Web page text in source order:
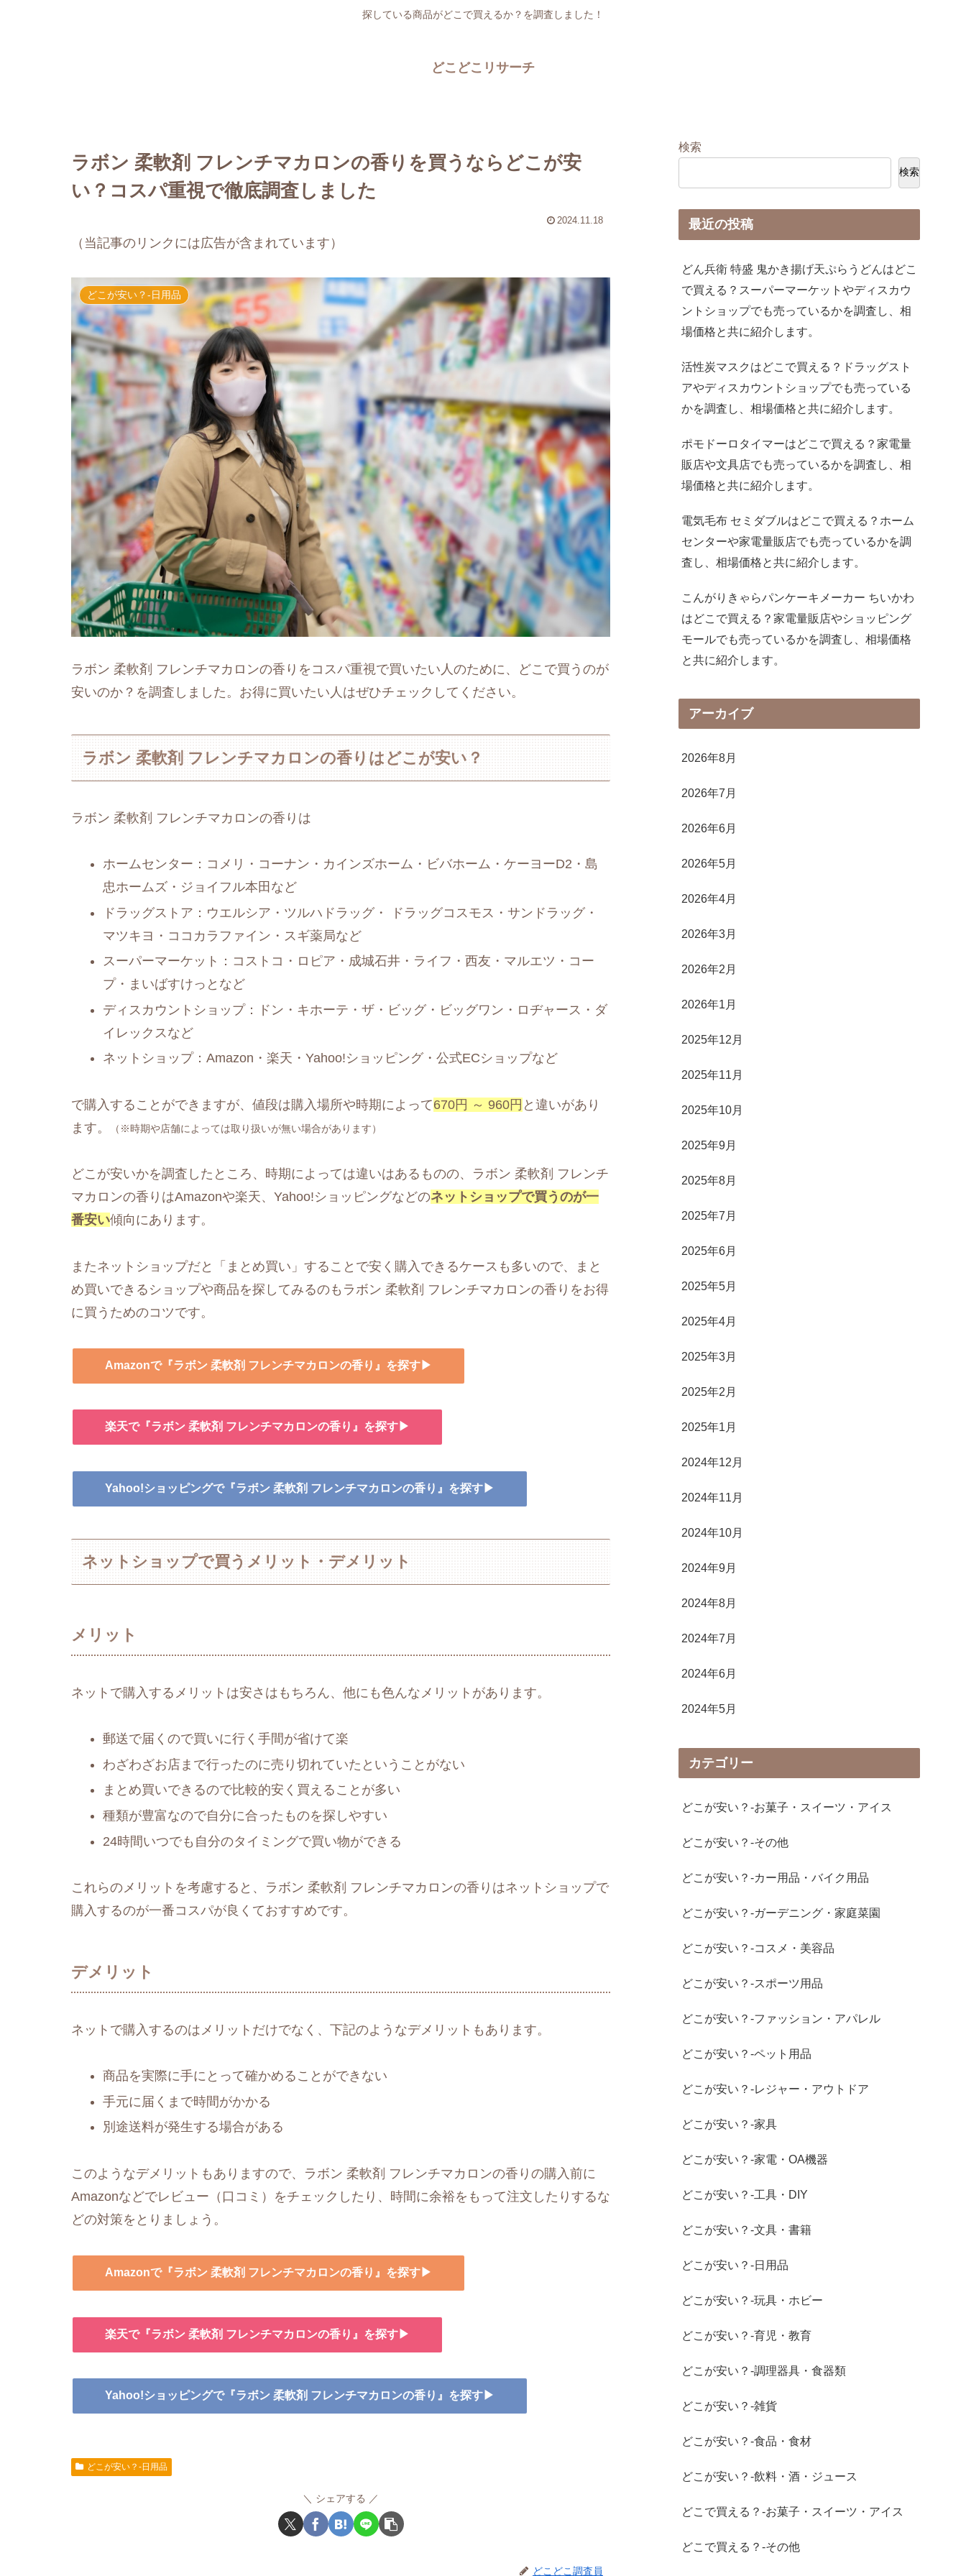
探している商品がどこで買えるか？を調査しました！
どこどこリサーチ
ラボン 柔軟剤 フレンチマカロンの香りを買うならどこが安
い？コスパ重視で徹底調査しました
2024.11.18
（当記事のリンクには広告が含まれています）
どこが安い？-日用品
ラボン 柔軟剤 フレンチマカロンの香りをコスパ重視で買いたい人のために、どこで買うのが
安いのか？を調査しました。お得に買いたい人はぜひチェックしてください。
ラボン 柔軟剤 フレンチマカロンの香りはどこが安い？
ラボン 柔軟剤 フレンチマカロンの香りは
ホームセンター：コメリ・コーナン・カインズホーム・ビバホーム・ケーヨーD2・島
忠ホームズ・ジョイフル本田など
ドラッグストア：ウエルシア・ツルハドラッグ・ ドラッグコスモス・サンドラッグ・
マツキヨ・ココカラファイン・スギ薬局など
スーパーマーケット：コストコ・ロピア・成城石井・ライフ・西友・マルエツ・コー
プ・まいばすけっとなど
ディスカウントショップ：ドン・キホーテ・ザ・ビッグ・ビッグワン・ロヂャース・ダ
イレックスなど
ネットショップ：Amazon・楽天・Yahoo!ショッピング・公式ECショップなど
で購入することができますが、値段は購入場所や時期によって670円 ～ 960円 と違いがあり
ます。
（※時期や店舗によっては取り扱いが無い場合があります）
どこが安いかを調査したところ、時期によっては違いはあるものの、ラボン 柔軟剤 フレンチ
マカロンの香りはAmazonや楽天、Yahoo!ショッピングなどのネットショップで買うのが一
番安い傾向にあります。
またネットショップだと「まとめ買い」することで安く購入できるケースも多いので、まと
め買いできるショップや商品を探してみるのもラボン 柔軟剤 フレンチマカロンの香りをお得
に買うためのコツです。
Amazonで『ラボン 柔軟剤 フレンチマカロンの香り』を探す▶
楽天で『ラボン 柔軟剤 フレンチマカロンの香り』を探す▶
Yahoo!ショッピングで『ラボン 柔軟剤 フレンチマカロンの香り』を探す▶
ネットショップで買うメリット・デメリット
メリット
ネットで購入するメリットは安さはもちろん、他にも色んなメリットがあります。
郵送で届くので買いに行く手間が省けて楽
わざわざお店まで行ったのに売り切れていたということがない
まとめ買いできるので比較的安く買えることが多い
種類が豊富なので自分に合ったものを探しやすい
24時間いつでも自分のタイミングで買い物ができる
これらのメリットを考慮すると、ラボン 柔軟剤 フレンチマカロンの香りはネットショップで
購入するのが一番コスパが良くておすすめです。
デメリット
ネットで購入するのはメリットだけでなく、下記のようなデメリットもあります。
商品を実際に手にとって確かめることができない
手元に届くまで時間がかかる
別途送料が発生する場合がある
このようなデメリットもありますので、ラボン 柔軟剤 フレンチマカロンの香りの購入前に
Amazonなどでレビュー（口コミ）をチェックしたり、時間に余裕をもって注文したりするな
どの対策をとりましょう。
Amazonで『ラボン 柔軟剤 フレンチマカロンの香り』を探す▶
楽天で『ラボン 柔軟剤 フレンチマカロンの香り』を探す▶
Yahoo!ショッピングで『ラボン 柔軟剤 フレンチマカロンの香り』を探す▶
どこが安い？-日用品
シェアする
どこどこ調査員
検索
検索
最近の投稿
どん兵衛 特盛 鬼かき揚げ天ぷらうどんはどこ
で買える？スーパーマーケットやディスカウ
ントショップでも売っているかを調査し、相
場価格と共に紹介します。
活性炭マスクはどこで買える？ドラッグスト
アやディスカウントショップでも売っている
かを調査し、相場価格と共に紹介します。
ポモドーロタイマーはどこで買える？家電量
販店や文具店でも売っているかを調査し、相
場価格と共に紹介します。
電気毛布 セミダブルはどこで買える？ホーム
センターや家電量販店でも売っているかを調
査し、相場価格と共に紹介します。
こんがりきゃらパンケーキメーカー ちいかわ
はどこで買える？家電量販店やショッピング
モールでも売っているかを調査し、相場価格
と共に紹介します。
アーカイブ
2026年8月
2026年7月
2026年6月
2026年5月
2026年4月
2026年3月
2026年2月
2026年1月
2025年12月
2025年11月
2025年10月
2025年9月
2025年8月
2025年7月
2025年6月
2025年5月
2025年4月
2025年3月
2025年2月
2025年1月
2024年12月
2024年11月
2024年10月
2024年9月
2024年8月
2024年7月
2024年6月
2024年5月
カテゴリー
どこが安い？-お菓子・スイーツ・アイス
どこが安い？-その他
どこが安い？-カー用品・バイク用品
どこが安い？-ガーデニング・家庭菜園
どこが安い？-コスメ・美容品
どこが安い？-スポーツ用品
どこが安い？-ファッション・アパレル
どこが安い？-ペット用品
どこが安い？-レジャー・アウトドア
どこが安い？-家具
どこが安い？-家電・OA機器
どこが安い？-工具・DIY
どこが安い？-文具・書籍
どこが安い？-日用品
どこが安い？-玩具・ホビー
どこが安い？-育児・教育
どこが安い？-調理器具・食器類
どこが安い？-雑貨
どこが安い？-食品・食材
どこが安い？-飲料・酒・ジュース
どこで買える？-お菓子・スイーツ・アイス
どこで買える？-その他